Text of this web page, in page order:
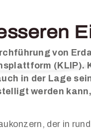
von
(KLIP).
in der Lage
werden
der in